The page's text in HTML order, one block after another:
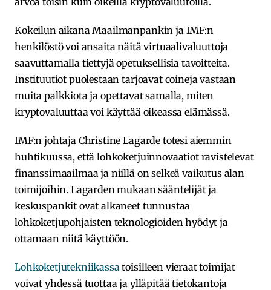
Kokeilun aikana Maailmanpankin ja IMF:n
henkilöstö voi ansaita näitä virtuaalivaluuttoja
saavuttamalla tiettyjä opetuksellisia tavoitteita.
Instituutiot puolestaan tarjoavat coineja vastaan
muita palkkiota ja opettavat samalla, miten
kryptovaluuttaa voi käyttää oikeassa elämässä.
IMF:n johtaja Christine Lagarde totesi aiemmin
huhtikuussa, että lohkoketjuinnovaatiot ravistelevat
finanssimaailmaa ja niillä on selkeä vaikutus alan
toimijoihin. Lagarden mukaan sääntelijät ja
keskuspankit ovat alkaneet tunnustaa
lohkoketjupohjaisten teknologioiden hyödyt ja
ottamaan niitä käyttöön.
Lohkoketjutekniikassa toisilleen vieraat toimijat
voivat yhdessä tuottaa ja ylläpitää tietokantoja